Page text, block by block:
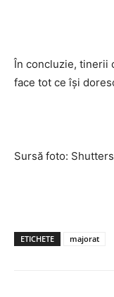
În concluzie, tinerii
face tot ce își
Sursă foto:
ETICHETE majorat